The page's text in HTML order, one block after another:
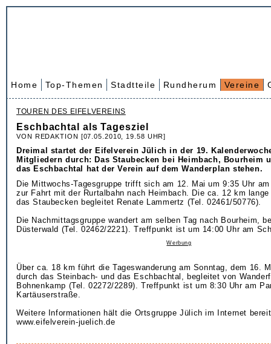
Home Top-Themen Stadtteile Rundherum Vereine
TOUREN DES EIFELVEREINS
Eschbachtal als Tagesziel
VON REDAKTION [07.05.2010, 19.58 UHR]
Dreimal startet der Eifelverein Jülich in der 19.
Mitgliedern durch: Das Staubecken bei Heimbach, Bourheim
das Eschbachtal hat der Verein auf dem Wanderplan stehen.
Die Mittwochs-Tagesgruppe trifft sich am 12. Mai um 9:35 Uhr
zur Fahrt mit der Rurtalbahn nach Heimbach. Die ca. 12 km lange
das Staubecken begleitet Renate Lammertz (Tel. 02461/50776).
Die Nachmittagsgruppe wandert am selben Tag nach Bourheim,
Düsterwald (Tel. 02462/2221). Treffpunkt ist um 14:00 Uhr am
Werbung
Über ca. 18 km führt die Tageswanderung am Sonntag, dem 16.
durch das Steinbach- und das Eschbachtal, begleitet von
Bohnenkamp (Tel. 02272/2289). Treffpunkt ist um 8:30 Uhr am
Kartäuserstraße.
Weitere Informationen hält die Ortsgruppe Jülich im Internet
www.eifelverein-juelich.de